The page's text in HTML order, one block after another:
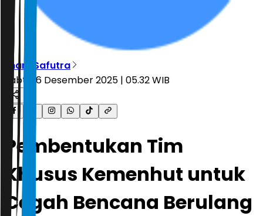
Ilham Safutra
Sabtu, 6 Desember 2025 | 05.32 WIB
Pembentukan Tim
Khusus Kemenhut untuk
Cegah Bencana Berulang